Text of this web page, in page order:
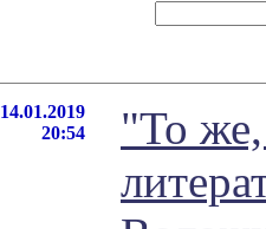
14.01.2019
20:54
"То